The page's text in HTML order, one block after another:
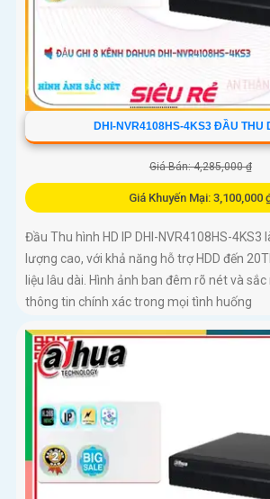
DHI-NVR4108HS-4KS3 ĐẦU THU
Giá Bán: 4,285,000 ₫
Giá Khuyến Mại: 3,100,000
Đầu Thu hình HD IP DHI-NVR4108HS-4KS3
lượng cao, với khả năng hỗ trợ HDD đến
liệu lâu dài. Hình ảnh ban đêm rõ nét và
thông tin chính xác trong mọi tình huống